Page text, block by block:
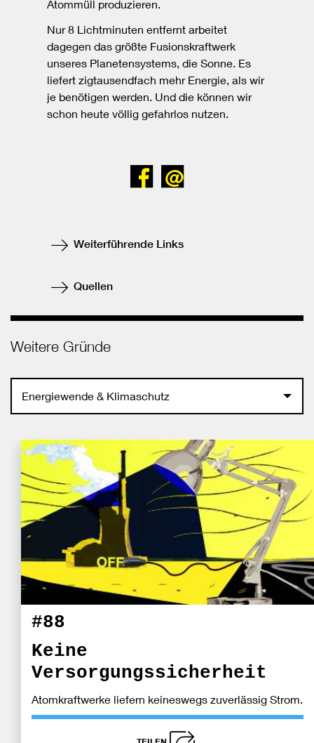
Atommüll produzieren.
Nur 8 Lichtminuten entfernt arbeitet
dagegen das größte Fusionskraftwerk
unseres Planetensystems, die Sonne. Es
liefert zigtausendfach mehr Energie, als wir
je benötigen werden. Und die können wir
schon heute völlig gefahrlos nutzen.
Bei
teilen
Senden
Weiterführende Links
Quellen
Weitere Gründe
Energiewende & Klimaschutz
#88
Keine
Versorgungssicherheit
Atomkraftwerke liefern keineswegs zuverlässig Strom.